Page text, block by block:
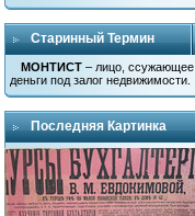
Старинный Термин
МОНТИСТ – лицо, ссужающее
деньги под залог недвижимости.
Последняя Картинка